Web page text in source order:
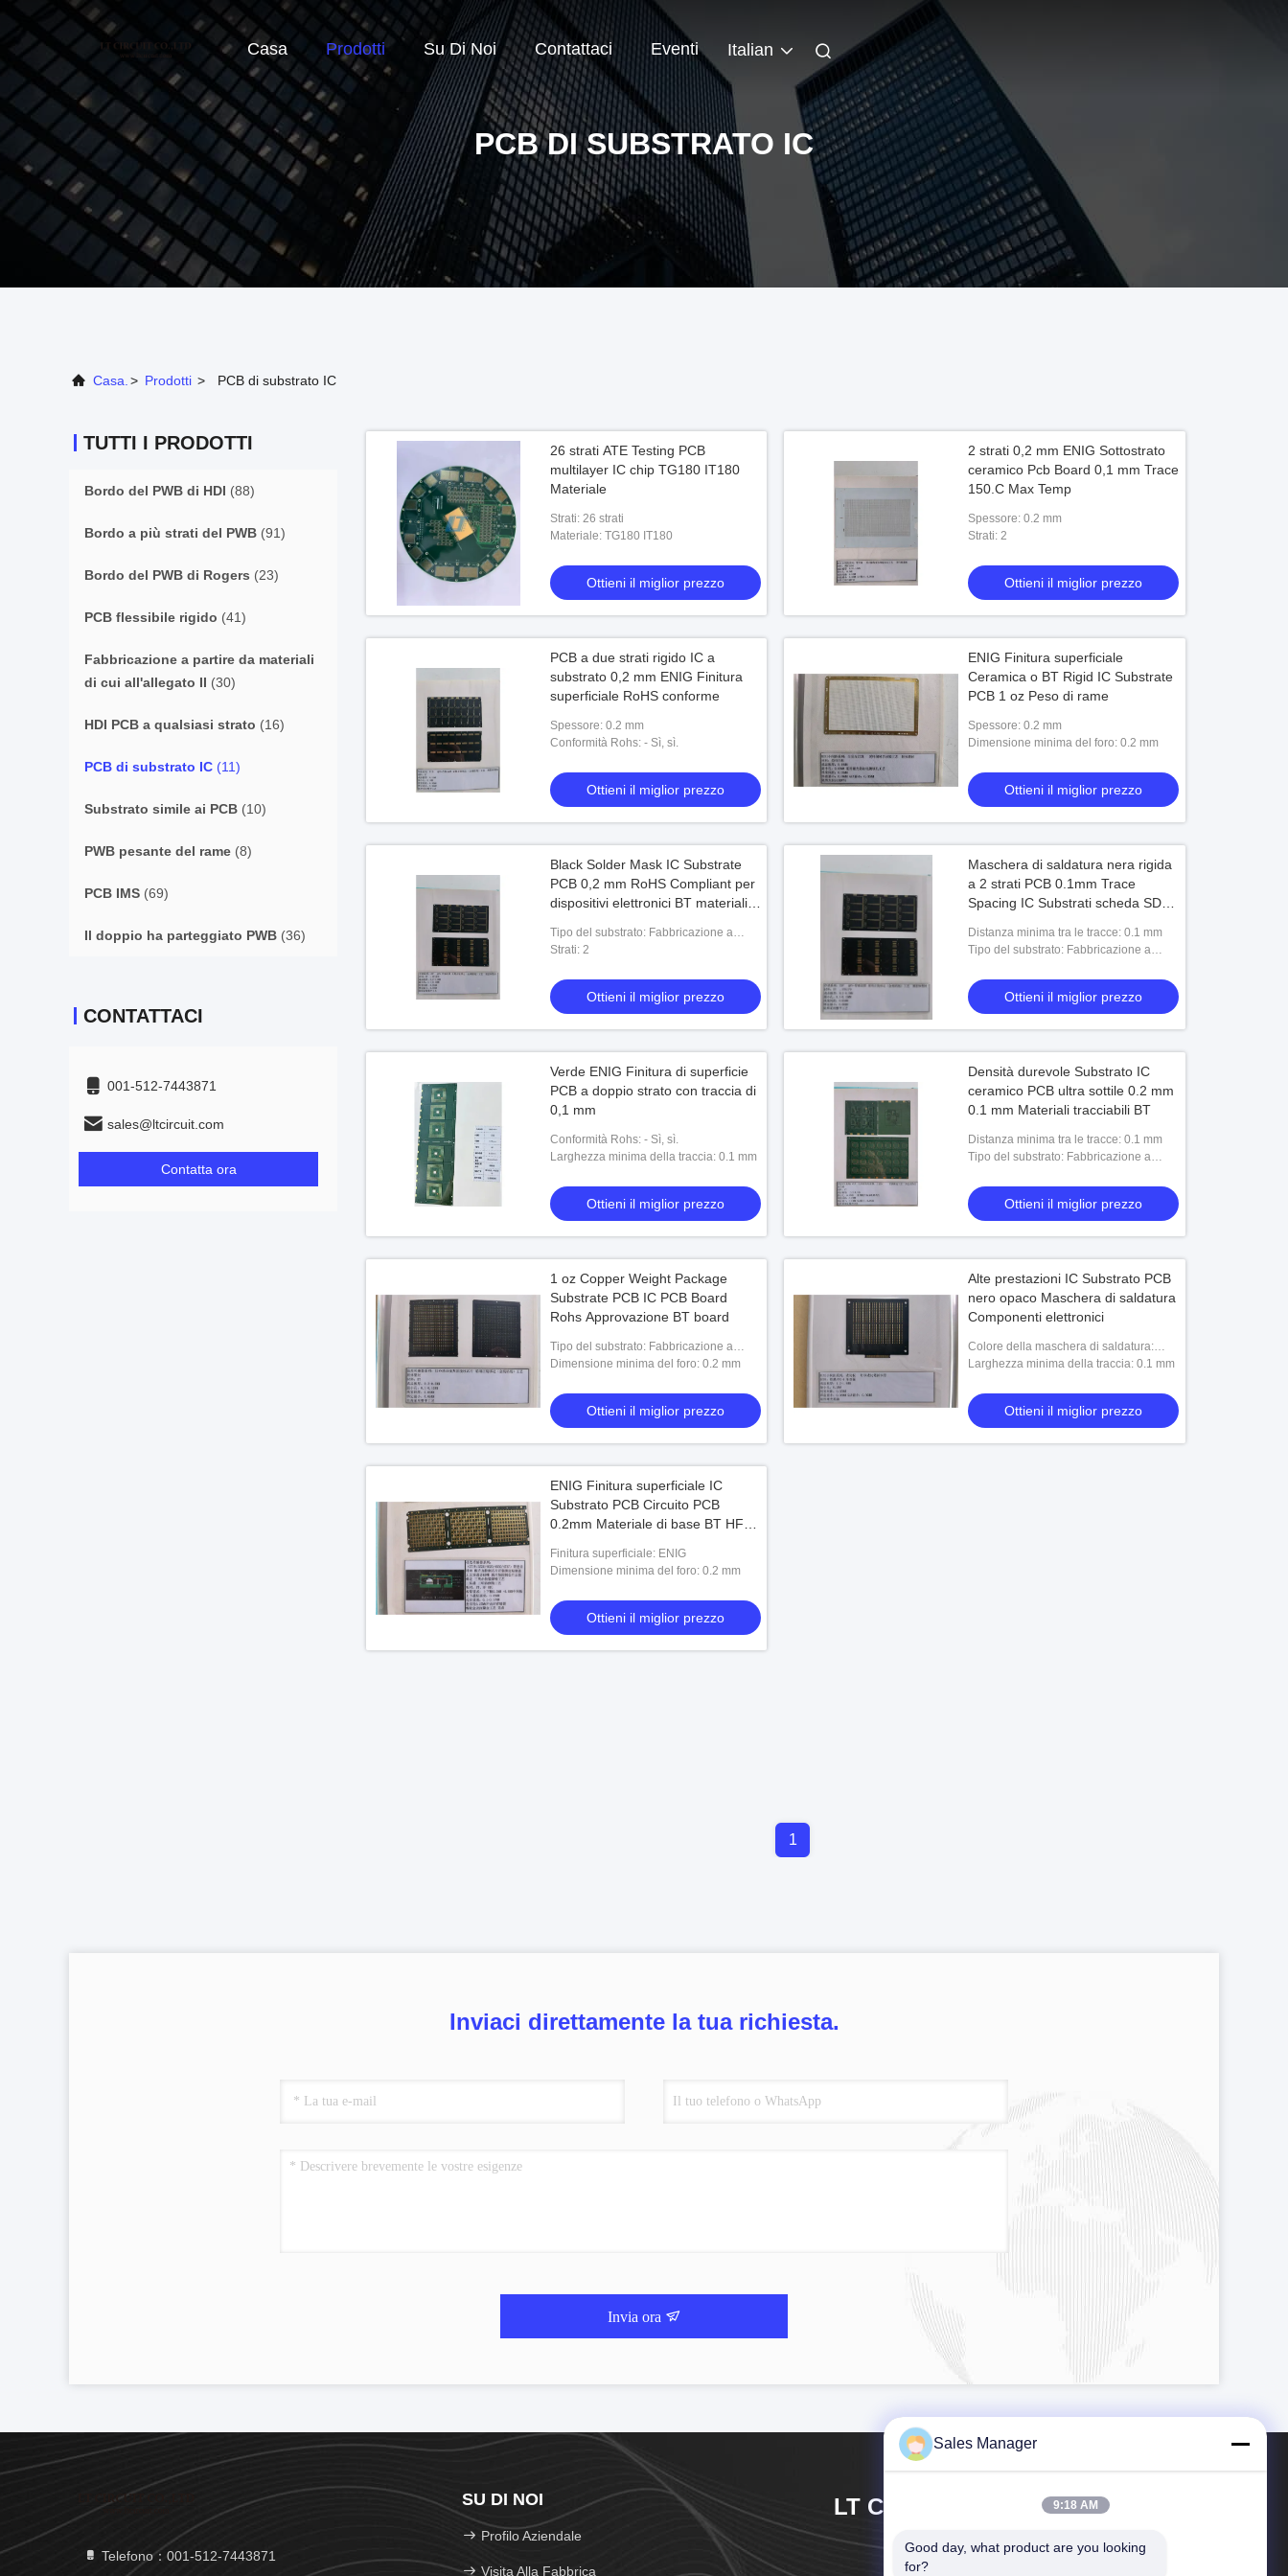
Casa Prodotti Su Di Noi Contattaci Eventi Italian
PCB DI SUBSTRATO IC
Casa. > Prodotti > PCB di substrato IC
TUTTI I PRODOTTI
Bordo del PWB di HDI (88)
Bordo a più strati del PWB (91)
Bordo del PWB di Rogers (23)
PCB flessibile rigido (41)
Fabbricazione a partire da materiali
di cui all'allegato II (30)
HDI PCB a qualsiasi strato (16)
PCB di substrato IC (11)
Substrato simile ai PCB (10)
PWB pesante del rame (8)
PCB IMS (69)
Il doppio ha parteggiato PWB (36)
CONTATTACI
001-512-7443871
sales@ltcircuit.com
Contatta ora
26 strati ATE Testing PCB
multilayer IC chip TG180 IT180
Materiale
Strati: 26 strati
Materiale: TG180 IT180
Ottieni il miglior prezzo
2 strati 0,2 mm ENIG Sottostrato
ceramico Pcb Board 0,1 mm Trace
150.C Max Temp
Spessore: 0.2 mm
Strati: 2
Ottieni il miglior prezzo
PCB a due strati rigido IC a
substrato 0,2 mm ENIG Finitura
superficiale RoHS conforme
Spessore: 0.2 mm
Conformità Rohs: - Sì, sì.
Ottieni il miglior prezzo
ENIG Finitura superficiale
Ceramica o BT Rigid IC Substrate
PCB 1 oz Peso di rame
Spessore: 0.2 mm
Dimensione minima del foro: 0.2 mm
Ottieni il miglior prezzo
Black Solder Mask IC Substrate
PCB 0,2 mm RoHS Compliant per
dispositivi elettronici BT materiali
Tipo del substrato: Fabbricazione a
partire da:
Strati: 2
Ottieni il miglior prezzo
Maschera di saldatura nera rigida
a 2 strati PCB 0.1mm Trace
Spacing IC Substrati scheda SD
Distanza minima tra le tracce: 0.1 mm
Tipo del substrato: Fabbricazione a
Ottieni il miglior prezzo
Verde ENIG Finitura di superficie
PCB a doppio strato con traccia di
0,1 mm
Conformità Rohs: - Sì, sì.
Larghezza minima della traccia: 0.1 mm
Ottieni il miglior prezzo
Densità durevole Substrato IC
ceramico PCB ultra sottile 0.2 mm
0.1 mm Materiali tracciabili BT
Distanza minima tra le tracce: 0.1 mm
Tipo del substrato: Fabbricazione a
Ottieni il miglior prezzo
1 oz Copper Weight Package
Substrate PCB IC PCB Board
Rohs Approvazione BT board
Tipo del substrato: Fabbricazione a
partire da:
Dimensione minima del foro: 0.2 mm
Ottieni il miglior prezzo
Alte prestazioni IC Substrato PCB
nero opaco Maschera di saldatura
Componenti elettronici
Colore della maschera di saldatura:
Verde
Larghezza minima della traccia: 0.1 mm
Ottieni il miglior prezzo
ENIG Finitura superficiale IC
Substrato PCB Circuito PCB
0.2mm Materiale di base BT HF
Finitura superficiale: ENIG
Dimensione minima del foro: 0.2 mm
Ottieni il miglior prezzo
1
Inviaci direttamente la tua richiesta.
Invia ora
Telefono：001-512-7443871
SU DI NOI
Profilo Aziendale
Visita Alla Fabbrica
LT CIRCUIT CO.,LTD.
Sales Manager
9:18 AM
Good day, what product are you looking
for?